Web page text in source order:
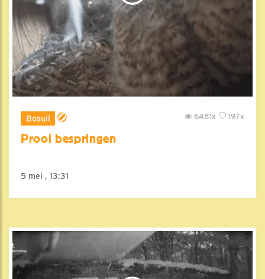
Bosuil 197x
6481x
Prooi bespringen
5 mei , 13:31